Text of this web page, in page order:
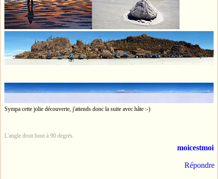
Sympa cette jolie découverte, j'attends donc la suite avec hâte :-)
L'angle droit bout à 90 degrés.
moicestmoi
Répondre